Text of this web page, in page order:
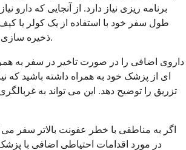
برنامه ریزی نیاز دارد. از آنجایی که دارو
طول سفر خود با استفاده از یک کولر یا
ذخیره سازی مناسب را ترتیب دهید.
داروی اضافی را در صورت تاخیر در سفر به
ای از پزشک خود به همراه داشته باشید که
تزریق را توضیح دهد. این می تواند به
اگر به مناطقی با خطر عفونت بالاتر سفر
در مورد اقدامات احتیاطی اضافی با